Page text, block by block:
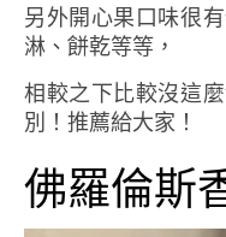
另外開心果口味很
淋、餅乾等等，
相較之下比較沒這
別！推薦給大家！
佛羅倫斯